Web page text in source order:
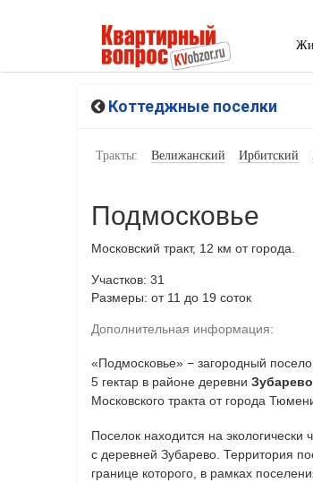
Коттеджные поселки
Тракты: Велижанский Ирбитский
Подмосковье
Московский тракт, 12 км от города.
Участков: 31
Размеры: от 11 до 19 соток
Дополнительная информация:
«Подмосковье» − загородный
5 гектар в районе деревни Зубарево
Московского тракта от города
Поселок находится на
с деревней Зубарево. Территория
границе которого, в рамках